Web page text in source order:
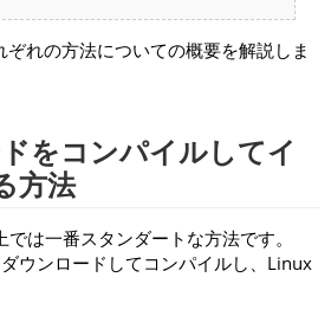
れの方法についての概要を解説しま
をコンパイルしてイ
方法
は一番スタンダートな方法です。
ウンロードしてコンパイルし、Linux